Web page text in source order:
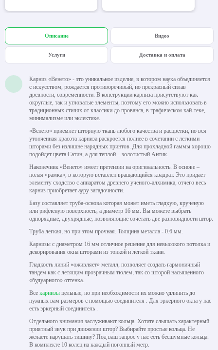
Описание Видео
Услуги Доставка и оплата
Карниз «Венето» - это уникальное изделие, в котором наука объединяется
с искусством, рождается противоречивый, но прекрасный сплав
древности, современности. В конструкции карниза присутствуют как
округлые, так и угловатые элементы, поэтому его можно использовать в
традиционных стилях от классики до прованса, в графическом хай-теке,
минимализме или эклектике.
«Венето» приемлет шторную ткань любого качества и расцветки, но вся
утонченная красота карниза раскроется полнее в сочетании с легкими
шторами без излишне нарядных принтов. Для прохладной гаммы хорошо
подойдет цвета Сатин, а для теплой – золотистый Антик.
Наконечник «Венето» имеет претензии на оригинальность. В основе –
полая «рамка», в которую вставлен вращающийся квадрат. Это придает
элементу сходство с аппаратом древнего ученого-алхимика, отчего весь
карниз приобретает ауру загадочности.
Базу составляет труба-основа которая может иметь гладкую, крученую
или рифленую поверхность, а диаметр 16 мм. Вы можете выбрать
однорядные, двухрядные, позволяющие сочетать две разновидности штор.
Труба легкая, но при этом прочная. Толщина металла - 0.6 мм.
Карнизы с диаметром 16 мм отличное решение для невысокого потолка и
декорирования окна шторами из тонкой и легкой ткани.
Гладкость линий «оживляет» металл, позволяет создать гармоничный
тандем как с летящим прозрачным тюлем, так со шторой насыщенного
«будуарного» оттенка.
Все карнизы цельные, но при необходимости их можно удлинить до
нужных вам размеров с помощью соединителя . Для эркерного окна у нас
есть эркерный соединитель .
Отдельного внимания заслуживают кольца. Хотите слышать характерный
приятный звук при движении штор? Выбирайте простые кольца. Не
желаете нарушать тишину? Под ваш запрос у нас есть бесшумные кольца.
В комплекте 10 колец на каждый погонный метр.